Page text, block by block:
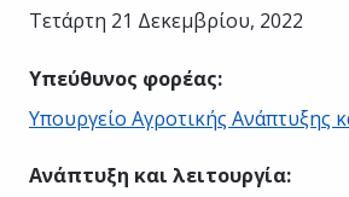
Τετάρτη 21 Δεκεμβρίου, 2022
Υπεύθυνος φορέας:
Υπουργείο Αγροτικής Ανάπτυξης
Ανάπτυξη και λειτουργία: